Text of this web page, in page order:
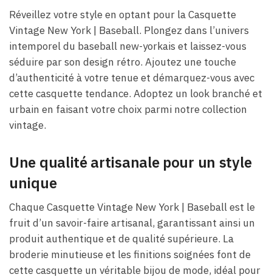
Réveillez votre style en optant pour la Casquette
Vintage New York | Baseball. Plongez dans l’univers
intemporel du baseball new-yorkais et laissez-vous
séduire par son design rétro. Ajoutez une touche
d’authenticité à votre tenue et démarquez-vous avec
cette casquette tendance. Adoptez un look branché et
urbain en faisant votre choix parmi notre collection
vintage.
Une qualité artisanale pour un style
unique
Chaque Casquette Vintage New York | Baseball est le
fruit d’un savoir-faire artisanal, garantissant ainsi un
produit authentique et de qualité supérieure. La
broderie minutieuse et les finitions soignées font de
cette casquette un véritable bijou de mode, idéal pour